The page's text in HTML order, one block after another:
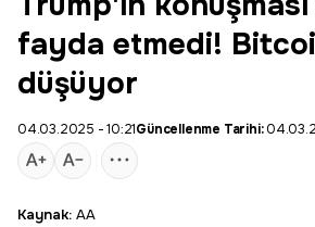
fayda etmedi!
düşüyor
04.03.2025 - 10:21Güncellenme Tarihi:
Kaynak: AA